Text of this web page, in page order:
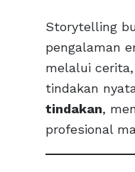
Storytelling
pengalaman
melalui
tindakan
tindakan,
profesional